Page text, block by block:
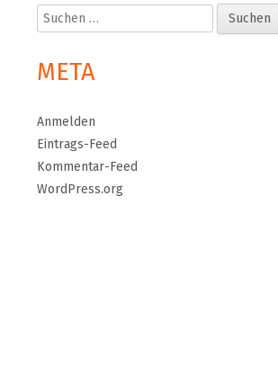
Suchen
nach:
META
Anmelden
Eintrags-Feed
Kommentar-Feed
WordPress.org